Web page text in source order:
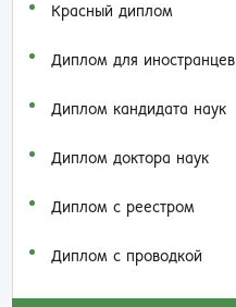
Красный диплом
Диплом для иностранцев
Диплом кандидата наук
Диплом доктора наук
Диплом с реестром
Диплом с проводкой